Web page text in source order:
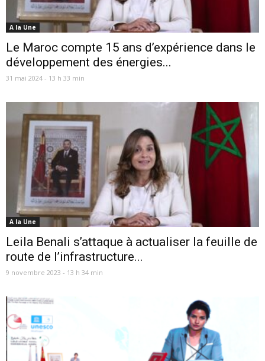
A la Une
Le Maroc compte 15 ans d’expérience dans le
développement des énergies...
31 mai 2024 - 13 h 33 min
A la Une
Leila Benali s’attaque à actualiser la feuille de
route de l’infrastructure...
9 novembre 2023 - 13 h 34 min